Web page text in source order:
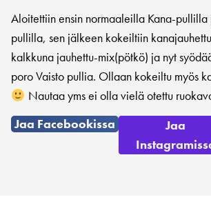
Aloitettiin ensin normaaleilla Kana-pullilla
pullilla, sen jälkeen kokeiltiin
kalkkuna jauhettu-mix(pötkö) ja nyt
poro Vaisto pullia. Ollaan kokeiltu myös
Nautaa yms ei olla vielä otettu
Jaa Facebookissa
Jaa